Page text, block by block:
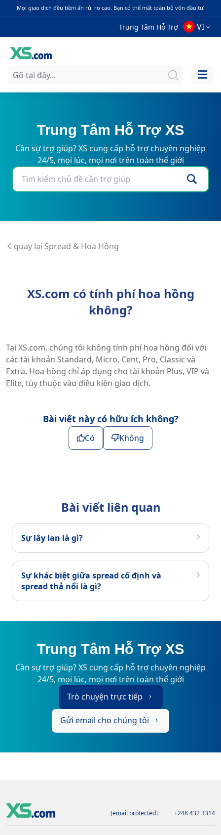
Mọi giao dịch đều tiềm ẩn rủi ro cao. Bạn có thể mất toàn bộ vốn đầu tư.
Trung Tâm Hỗ Trợ VI
Trung Tâm Hỗ Trợ XS
Cần sự trợ giúp? XS cung cấp hỗ trợ chuyên nghiệp
24/5, mọi lúc, mọi nơi trên toàn thế giới
quay lại Spread & Hoa Hồng
XS.com có ​​tính phí hoa hồng
không?
Tại XS.com, chúng tôi không tính phí hoa hồng đối với
các tài khoản Standard, Micro, Cent, Pro, Classic và
Extra. Hoa hồng chỉ áp dụng cho tài khoản Plus, VIP và
Elite, tùy thuộc vào điều kiện giao dịch.
Bài viết này có hữu ích không?
Có Không
Bài viết liên quan
Sự lây lan là gì?
Sự khác biệt giữa spread cố định và
spread thả nổi là gì?
Trung Tâm Hỗ Trợ XS
Cần sự trợ giúp? XS cung cấp hỗ trợ chuyên nghiệp
24/5, mọi lúc, mọi nơi trên toàn thế giới
Trò chuyện trực tiếp
Gửi email cho chúng tôi
[email protected] +248 432 3314